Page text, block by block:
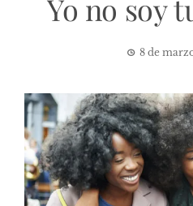
Yo no soy
8 de